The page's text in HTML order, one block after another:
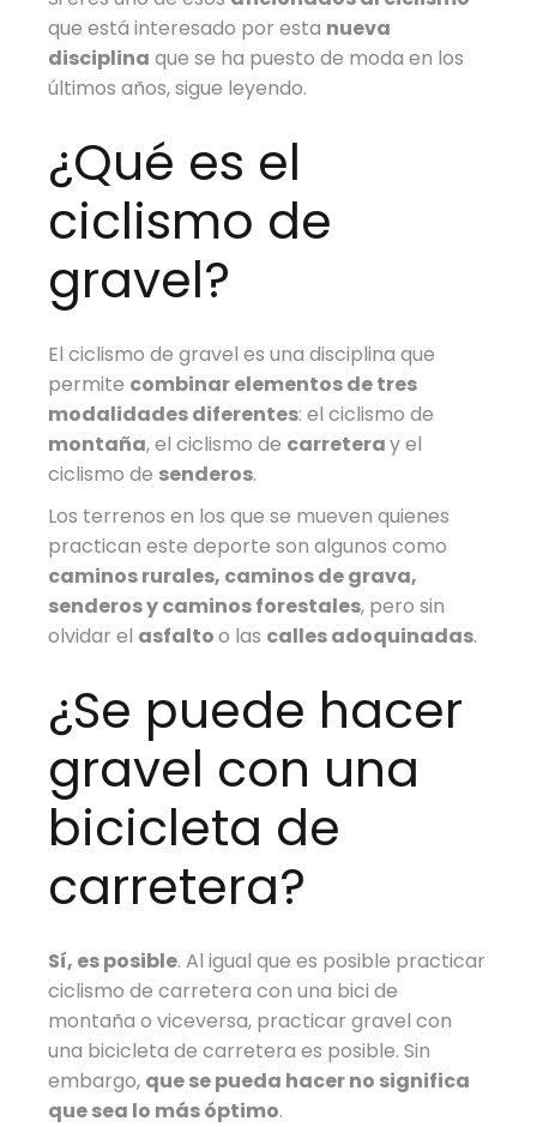
que está interesado por esta nueva
disciplina que se ha puesto de moda en los
últimos años, sigue leyendo.
¿Qué es el
ciclismo de
gravel?
El ciclismo de gravel es una disciplina que
permite combinar elementos de tres
modalidades diferentes: el ciclismo de
montaña, el ciclismo de carreteray el
ciclismo de senderos.
Los terrenos en los que se mueven quienes
practican este deporte son algunos como
caminos rurales, caminos de grava,
senderos y caminos forestales, pero sin
olvidar el asfaltoo las calles adoquinadas.
¿Se puede hacer
gravel con una
bicicleta de
carretera?
Sí, es posible. Al igual que es posible practicar
ciclismo de carretera con una bici de
montaña o viceversa, practicar gravel con
una bicicleta de carretera es posible. Sin
embargo, que se pueda hacer no significa
que sea lo más óptimo.